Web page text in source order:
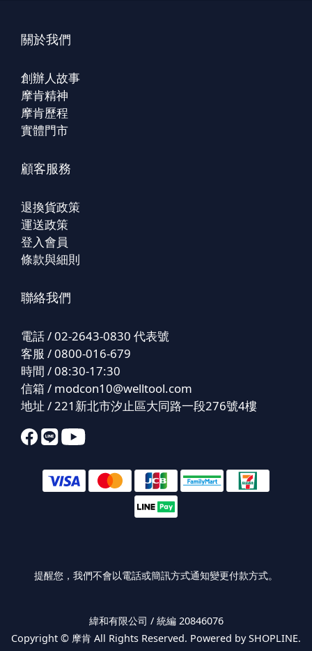
關於我們
創辦人故事
摩肯精神
摩肯歷程
實體門市
顧客服務
退換貨政策
運送政策
登入會員
條款與細則
聯絡我們
電話 / 02-2643-0830 代表號
客服 / 0800-016-679
時間 / 08:30-17:30
信箱 / modcon10@welltool.com
地址 / 221新北市汐止區大同路一段276號4樓
提醒您，我們不會以電話或簡訊方式通知變更付款方式。
緯和有限公司 / 統編 20846076
Copyright © 摩肯 All Rights Reserved. Powered by SHOPLINE.